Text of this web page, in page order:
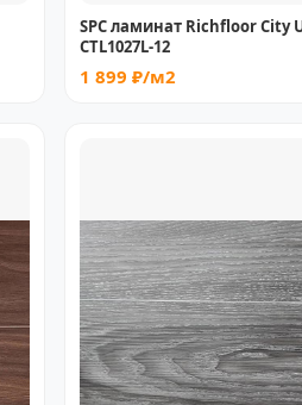
SPC ламинат Richfloor City
CТL1027L-12
1 899 ₽/м2